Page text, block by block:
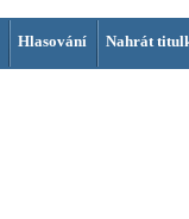
Hlasování Nahrát